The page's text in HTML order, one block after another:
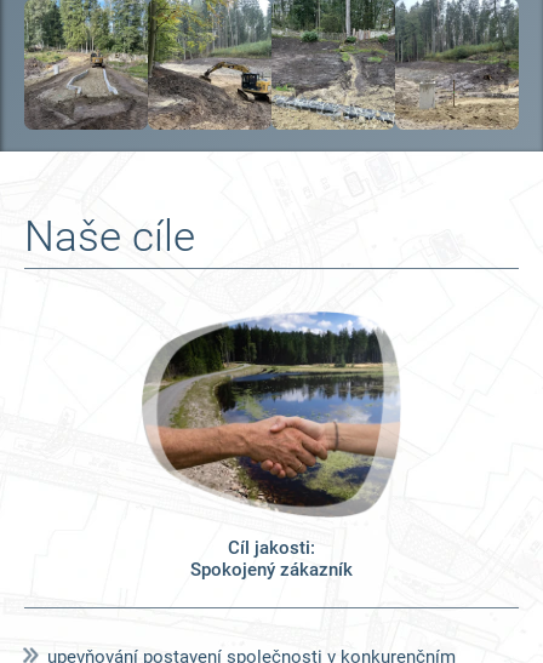
Naše cíle
Cíl jakosti:
Spokojený zákazník
upevňování postavení společnosti v konkurenčním